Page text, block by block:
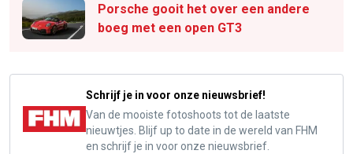
Porsche gooit het over een andere
boeg met een open GT3
Schrijf je in voor onze nieuwsbrief!
Van de mooiste fotoshoots tot de laatste
nieuwtjes. Blijf up to date in de wereld van FHM
en schrijf je in voor onze nieuwsbrief.